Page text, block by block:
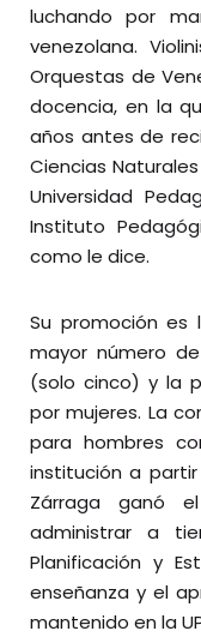
luchando por
venezolana.
Orquestas de
docencia, en la
años antes de
Ciencias
Universidad
Instituto
como le dice.
Su promoción es
mayor número
(solo cinco) y la
por mujeres. La
para hombres
institución a partir
Zárraga ganó
administrar a
Planificación y
enseñanza y el
mantenido en la